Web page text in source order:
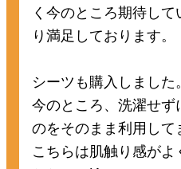
く今のところ期待し
り満足しております。
シーツも購入しました。
今のところ、洗濯せ
のをそのまま利用して
こちらは肌触り感がよ